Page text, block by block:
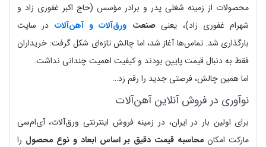
محصولات از زمینه شغلی پدر و برادر مؤسس (حاج اکبر غفوری زاد و
شهرام غفوری زاد)، یعنیصنعت ورق‌آلات و آهن‌آلات در سایت
بارگذاری شد. تماس‌ها آغاز شد، اما چالش تازه‌ای شکل گرفت: خریداران
فقط به دنبال قیمت پایین بودند و کیفیت اهمیت چندانی نداشت.
اما همین چالش، فرصتی جدید را رقم زد…
نوآوری در فروش آنلاین آهن‌آلات
برای اولین بار در ایران، در زمینه فروش اینترنتی ورق‌آلات، آی‌ام‌سی
مارکت امکان محاسبه قیمت دقیق بر اساس ابعاد و نوع محصول را